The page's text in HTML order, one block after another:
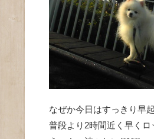
なぜか今日はすっきり早
普段より2時間近く早くロ